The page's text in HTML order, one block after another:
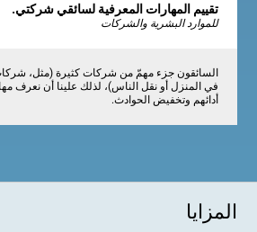
تقييم المهارات المعرفية لسائقي شركتي.
للموارد البشرية والشركات
السائقون جزء مهمّ من شركات كثيرة (مثل، شركات
في المنزل أو نقل الناس)، لذلك علينا أن نعرف
أدائهم وتخفيض الحوادث.
المزايا